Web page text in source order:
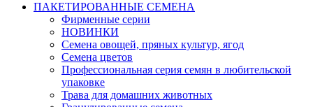
ПАКЕТИРОВАННЫЕ СЕМЕНА
Фирменные серии
НОВИНКИ
Семена овощей, пряных культур, ягод
Семена цветов
Профессиональная серия семян в любительской
упаковке
Трава для домашних животных